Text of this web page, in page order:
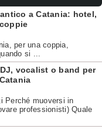
a Catania: hotel,
per una coppia,
si ...
vocalist o band per
Perché muoversi in
professionisti) Quale